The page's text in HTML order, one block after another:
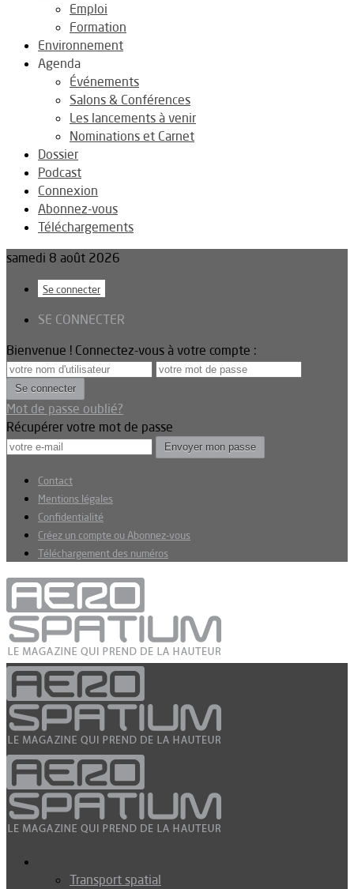
Emploi
Formation
Environnement
Agenda
Événements
Salons & Conférences
Les lancements à venir
Nominations et Carnet
Dossier
Podcast
Connexion
Abonnez-vous
Téléchargements
samedi 8 août 2026
Se connecter
SE CONNECTER
Bienvenue ! Connectez-vous à votre compte :
Mot de passe oublié?
Récupérer votre mot de passe
Contact
Mentions légales
Confidentialité
Créez un compte ou Abonnez-vous
Téléchargement des numéros
Transport spatial